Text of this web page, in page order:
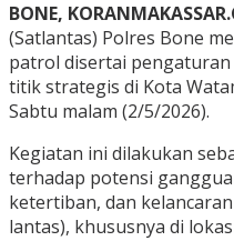
BONE,
(Satlantas) Polres Bone
patrol disertai
titik strategis di Kota
Sabtu malam (2/5/2026).
Kegiatan ini dilakukan
terhadap potensi
ketertiban, dan
lantas), khususnya di